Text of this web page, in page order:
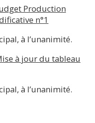
Production
n°1
à l’unanimité.
à jour du tableau
à l’unanimité.